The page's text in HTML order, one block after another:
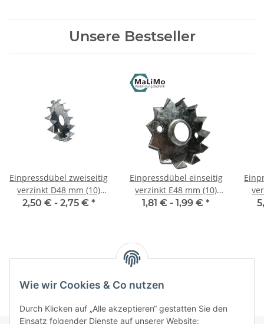
Unsere Bestseller
Einpressdübel zweiseitig
verzinkt D48 mm (10)
Stück
2,50 € - 2,75 € *
Einpressdübel einseitig
verzinkt E48 mm (10)
Stück
1,81 € - 1,99 € *
Wie wir Cookies & Co nutzen
Durch Klicken auf „Alle akzeptieren“ gestatten Sie den
Einsatz folgender Dienste auf unserer Website: